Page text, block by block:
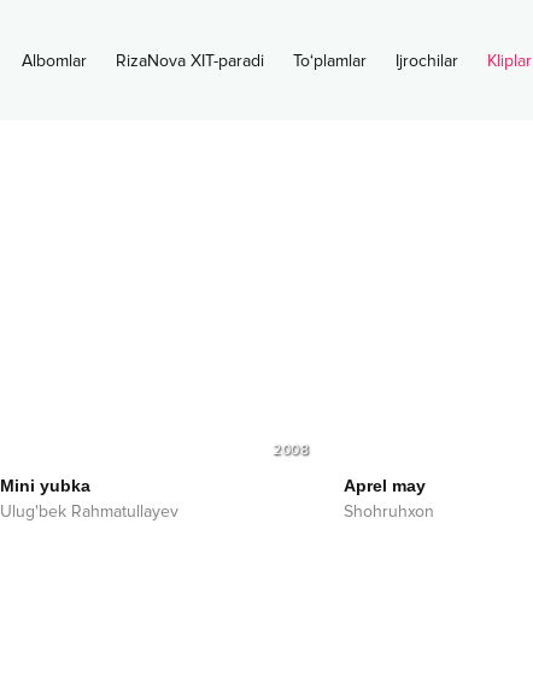
Albomlar RizaNova XIT-paradi To‘plamlar Ijrochilar Kliplar
2008
Mini yubka
Ulug'bek Rahmatullayev
Aprel may
Shohruhxon